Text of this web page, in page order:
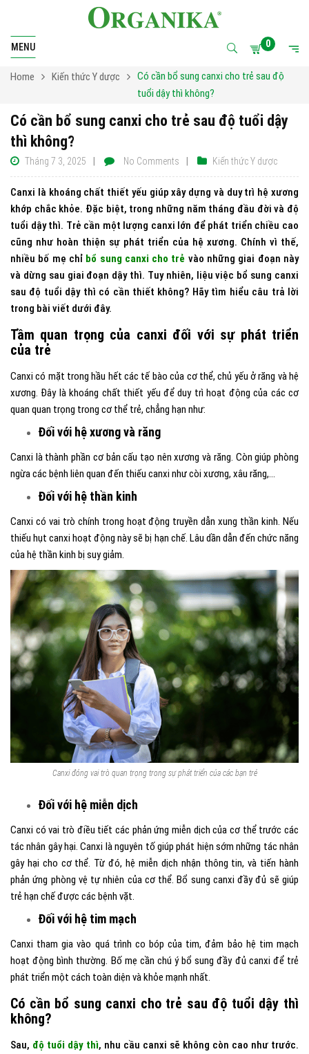
MENU 0
Home Kiến thức Y dược
Có cần bổ sung canxi cho trẻ sau độ
tuổi dậy thì không?
Có cần bổ sung canxi cho trẻ sau độ tuổi dậy
thì không?
Tháng 7 3, 2025 Kiến thức Y dược
No Comments
Canxi là khoáng chất thiết yếu giúp xây dựng và duy trì hệ xương
khớp chắc khỏe. Đặc biệt, trong những năm tháng đầu đời và độ
tuổi dậy thì. Trẻ cần một lượng canxi lớn để phát triển chiều cao
cũng như hoàn thiện sự phát triển của hệ xương. Chính vì thế,
nhiều bố mẹ chỉ bổ sung canxi cho trẻ vào những giai đoạn này
và dừng sau giai đoạn dậy thì. Tuy nhiên, liệu việc bổ sung canxi
sau độ tuổi dậy thì có cần thiết không? Hãy tìm hiểu câu trả lời
trong bài viết dưới đây.
Tầm quan trọng của canxi đối với sự phát triển
của trẻ
Canxi có mặt trong hầu hết các tế bào của cơ thể, chủ yếu ở răng và hệ
xương. Đây là khoáng chất thiết yếu để duy trì hoạt động của các cơ
quan quan trọng trong cơ thể trẻ, chẳng hạn như:
Đối với hệ xương và răng
Canxi là thành phần cơ bản cấu tạo nên xương và răng. Còn giúp phòng
ngừa các bệnh liên quan đến thiếu canxi như còi xương, xâu răng,…
Đối với hệ thần kinh
Canxi có vai trò chính trong hoạt động truyền dẫn xung thần kinh. Nếu
thiếu hụt canxi hoạt động này sẽ bị hạn chế. Lâu dần dẫn đến chức năng
của hệ thần kinh bị suy giảm.
Canxi đóng vai trò quan trọng trong sự phát triển của các bạn trẻ
Đối với hệ miễn dịch
Canxi có vai trò điều tiết các phản ứng miễn dịch của cơ thể trước các
tác nhân gây hại. Canxi là nguyên tố giúp phát hiện sớm những tác nhân
gây hại cho cơ thể. Từ đó, hệ miễn dịch nhận thông tin, và tiến hành
phản ứng phòng vệ tự nhiên của cơ thể. Bổ sung canxi đầy đủ sẽ giúp
trẻ hạn chế được các bệnh vặt.
Đối với hệ tim mạch
Canxi tham gia vào quá trình co bóp của tim, đảm bảo hệ tim mạch
hoạt động bình thường. Bố mẹ cần chú ý bổ sung đầy đủ canxi để trẻ
phát triển một cách toàn diện và khỏe mạnh nhất.
Có cần bổ sung canxi cho trẻ sau độ tuổi dậy thì
không?
Sau, độ tuổi dậy thì, nhu cầu canxi sẽ không còn cao như trước.